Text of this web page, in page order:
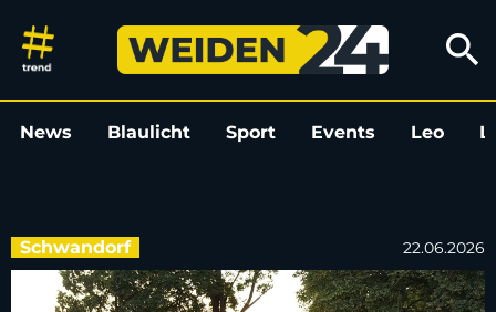
Kultderby in Schwandorf:
search
News Blaulicht Sport Events Leo
Schwandorf 22.06.2026